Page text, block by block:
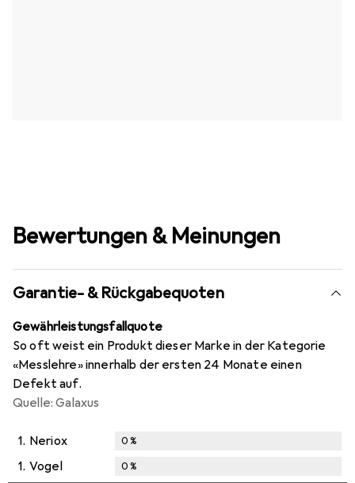
Bewertungen & Meinungen
Garantie- & Rückgabequoten
Gewährleistungsfallquote
So oft weist ein Produkt dieser Marke in der Kategorie
«Messlehre» innerhalb der ersten 24 Monate einen
Defekt auf.
Quelle: Galaxus
1. Neriox 0%
1. Vogel 0%